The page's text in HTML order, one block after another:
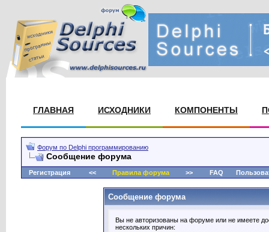
ГЛАВНАЯ ИСХОДНИКИ КОМПОНЕНТЫ
Форум по Delphi программированию
Сообщение форума
Регистрация << Правила форума>> FAQ
Сообщение форума
Вы не авторизованы на форуме или не имеете
нескольких причин: